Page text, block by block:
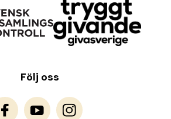
Följ oss